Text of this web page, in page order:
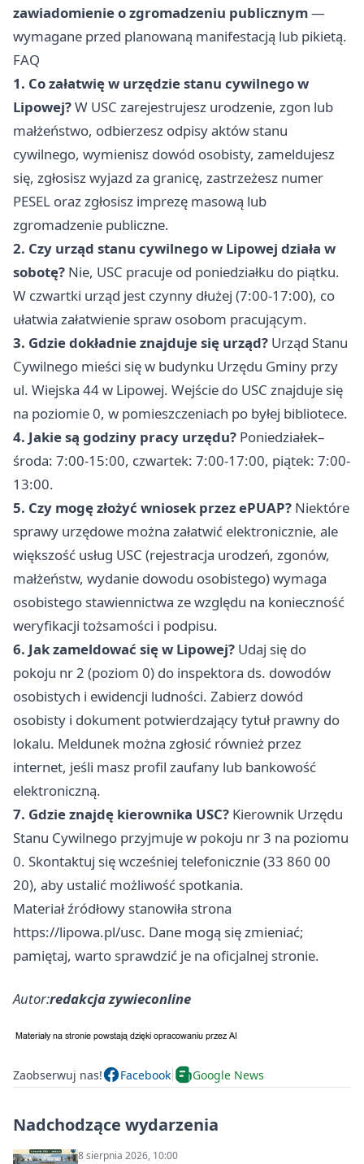
zawiadomienie o zgromadzeniu publicznym—
wymagane przed planowaną manifestacją lub pikietą.
FAQ
1. Co załatwię w urzędzie stanu cywilnego w
Lipowej?W USC zarejestrujesz urodzenie, zgon lub
małżeństwo, odbierzesz odpisy aktów stanu
cywilnego, wymienisz dowód osobisty, zameldujesz
się, zgłosisz wyjazd za granicę, zastrzeżesz numer
PESEL oraz zgłosisz imprezę masową lub
zgromadzenie publiczne.
2. Czy urząd stanu cywilnego w Lipowej działa w
sobotę? Nie, USC pracuje od poniedziałku do piątku.
W czwartki urząd jest czynny dłużej (7:00-17:00), co
ułatwia załatwienie spraw osobom pracującym.
3. Gdzie dokładnie znajduje się urząd? Urząd Stanu
Cywilnego mieści się w budynku Urzędu Gminy przy
ul. Wiejska 44 w Lipowej. Wejście do USC znajduje się
na poziomie 0, w pomieszczeniach po byłej bibliotece.
4. Jakie są godziny pracy urzędu? Poniedziałek–
środa: 7:00-15:00, czwartek: 7:00-17:00, piątek: 7:00-
13:00.
5. Czy mogę złożyć wniosek przez ePUAP? Niektóre
sprawy urzędowe można załatwić elektronicznie, ale
większość usług USC (rejestracja urodzeń, zgonów,
małżeństw, wydanie dowodu osobistego) wymaga
osobistego stawiennictwa ze względu na konieczność
weryfikacji tożsamości i podpisu.
6. Jak zameldować się w Lipowej? Udaj się do
pokoju nr 2 (poziom 0) do inspektora ds. dowodów
osobistych i ewidencji ludności. Zabierz dowód
osobisty i dokument potwierdzający tytuł prawny do
lokalu. Meldunek można zgłosić również przez
internet, jeśli masz profil zaufany lub bankowość
elektroniczną.
7. Gdzie znajdę kierownika USC? Kierownik Urzędu
Stanu Cywilnego przyjmuje w pokoju nr 3 na poziomu
0. Skontaktuj się wcześniej telefonicznie (33 860 00
20), aby ustalić możliwość spotkania.
Materiał źródłowy stanowiła strona
https://lipowa.pl/usc. Dane mogą się zmieniać;
pamiętaj, warto sprawdzić je na oficjalnej stronie.
Autor:redakcja zywieconline
Zaobserwuj nas! Facebook Google News
Nadchodzące wydarzenia
8 sierpnia 2026, 10:00